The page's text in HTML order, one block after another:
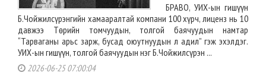
БРАВО, УИХ-ын гишүүн
Б.Чойжилсүрэнгийн хамааралтай компани 100 хүрч, лиценз нь 10
давжээ Төрийн томчуудын, толгой баячуудын намтар
“Тарваганы арьс зарж, бусад оюутнуудын л адил” гэж эхэлдэг.
УИХ-ын гишүүн, толгой баячуудын нэг Б.Чойжилсүрэн ...
2026-06-25 07:00:04